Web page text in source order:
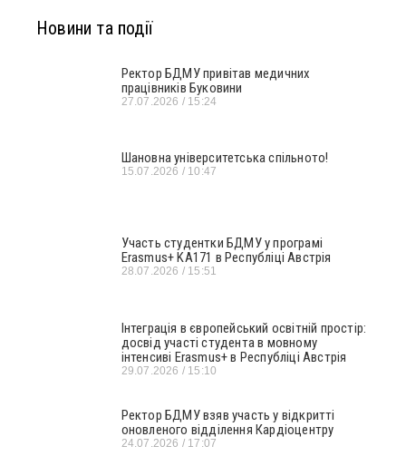
Новини та події
Ректор БДМУ привітав медичних
працівників Буковини
27.07.2026 15:24
Шановна університетська спільното!
15.07.2026 10:47
Участь студентки БДМУ у програмі
Erasmus+ KA171 в Республіці Австрія
28.07.2026 15:51
Інтеграція в європейський освітній простір:
досвід участі студента в мовному
інтенсиві Erasmus+ в Республіці Австрія
29.07.2026 15:10
Ректор БДМУ взяв участь у відкритті
оновленого відділення Кардіоцентру
24.07.2026 17:07